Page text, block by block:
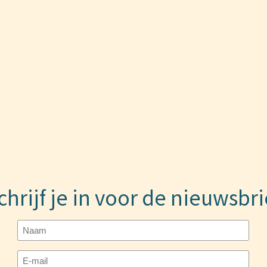
je in voor de
Naam
E-